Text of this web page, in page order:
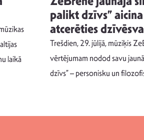
laikā
palikt dzīvs”
atcerēties
Trešdien, 29. jūlijā, mūziķis
vērtējumam nodod savu
dzīvs” – personisku un